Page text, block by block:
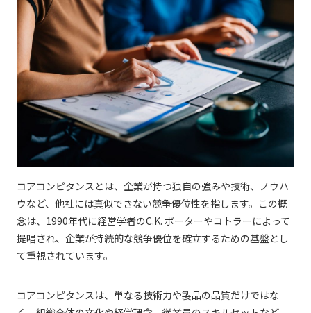
コアコンピタンスとは、企業が持つ独自の強みや技術、ノウハ
ウなど、他社には真似できない競争優位性を指します。この概
念は、1990年代に経営学者のC.K. ポーターやコトラーによって
提唱され、企業が持続的な競争優位を確立するための基盤とし
て重視されています。
コアコンピタンスは、単なる技術力や製品の品質だけではな